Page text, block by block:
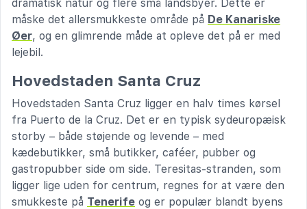
dramatisk natur og flere små landsbyer. Dette er
måske det allersmukkeste område på De Kanariske
Øer, og en glimrende måde at opleve det på er med
lejebil.
Hovedstaden Santa Cruz
Hovedstaden Santa Cruz ligger en halv times kørsel
fra Puerto de la Cruz. Det er en typisk sydeuropæisk
storby – både støjende og levende – med
kædebutikker, små butikker, caféer, pubber og
gastropubber side om side. Teresitas-stranden, som
ligger lige uden for centrum, regnes for at være den
smukkeste på Tenerife og er populær blandt byens